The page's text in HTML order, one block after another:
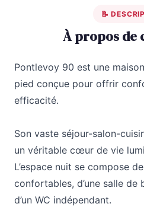
📝
À propos de
Pontlevoy 90 est une
pied conçue pour offrir
efficacité.
Son vaste séjour-salon-
un véritable cœur de vie
L’espace nuit se compose
confortables, d’une salle de
d’un WC indépendant.